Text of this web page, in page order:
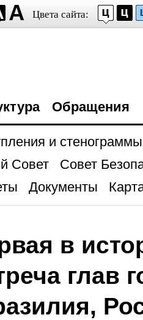
Цвета сайта:
Обращения
и стенограммы
Совет
Совет
Документы
в
глав